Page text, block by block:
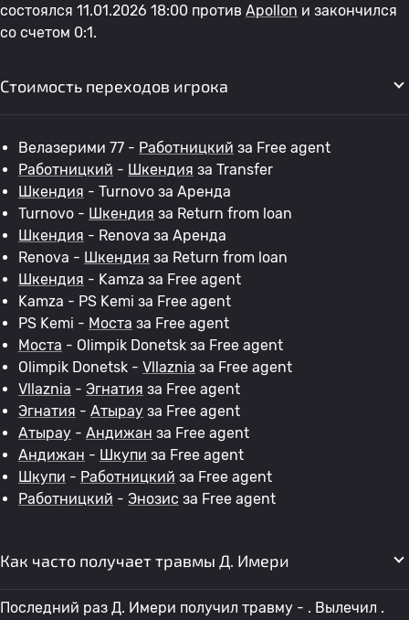
состоялся 11.01.2026 18:00 против Apollon и закончился
со счетом 0:1.
Стоимость переходов игрока
Велазерими 77 - Работницкий за Free agent
Работницкий - Шкендия за Transfer
Шкендия - Turnovo за Аренда
Turnovo - Шкендия за Return from loan
Шкендия - Renova за Аренда
Renova - Шкендия за Return from loan
Шкендия - Kamza за Free agent
Kamza - PS Kemi за Free agent
PS Kemi - Моста за Free agent
Моста - Olimpik Donetsk за Free agent
Olimpik Donetsk - Vllaznia за Free agent
Vllaznia - Эгнатия за Free agent
Эгнатия - Атырау за Free agent
Атырау - Андижан за Free agent
Андижан - Шкупи за Free agent
Шкупи - Работницкий за Free agent
Работницкий - Энозис за Free agent
Как часто получает травмы Д. Имери
Последний раз Д. Имери получил травму - . Вылечил .